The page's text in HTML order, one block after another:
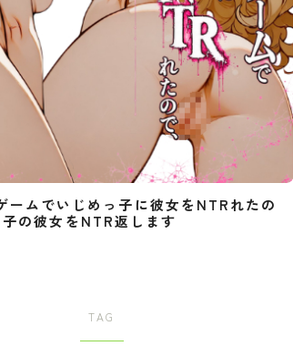
ームでいじめっ子に彼女をNTRれたの
の彼女をNTR返します
TAG